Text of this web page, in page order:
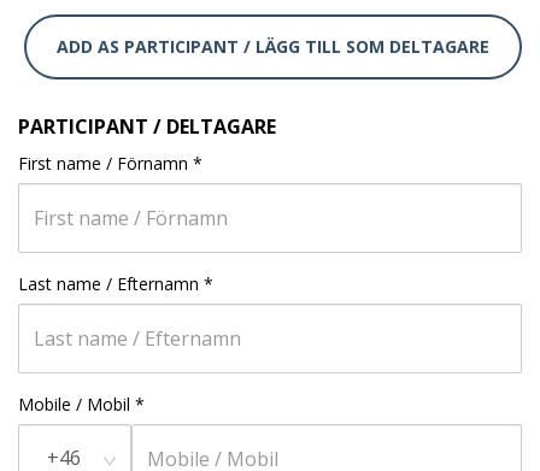
ADD AS PARTICIPANT / LÄGG TILL SOM DELTAGARE
PARTICIPANT / DELTAGARE
First name / Förnamn *
Last name / Efternamn *
Mobile / Mobil *
+46